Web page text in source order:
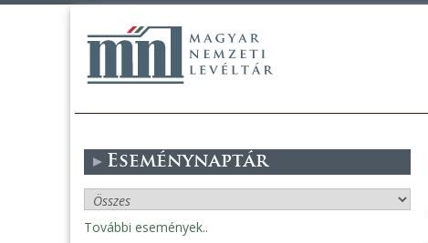
Eseménynaptár
További események..